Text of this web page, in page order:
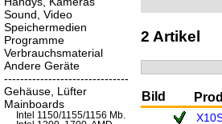
2 Artikel
Bild
Sound, Video
Speichermedien
Programme
Verbrauchsmaterial
Andere Geräte
-------------------------------
Gehäuse, Lüfter
Mainboards
Intel 1150/1155/1156 Mb.